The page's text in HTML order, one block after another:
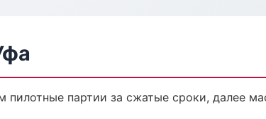
пилотные партии за сжатые сроки, далее